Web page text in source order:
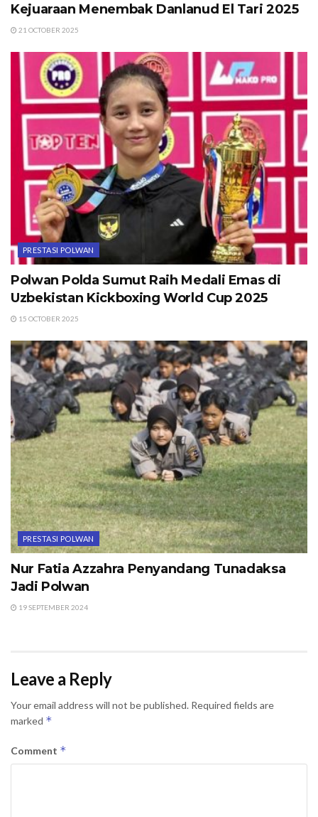
Kejuaraan Menembak Danlanud El Tari 2025
21 OCTOBER 2025
PRESTASI POLWAN
Polwan Polda Sumut Raih Medali Emas di
Uzbekistan Kickboxing World Cup 2025
15 OCTOBER 2025
PRESTASI POLWAN
Nur Fatia Azzahra Penyandang Tunadaksa
Jadi Polwan
19 SEPTEMBER 2024
Leave a Reply
Your email address will not be published. Required fields are
marked *
Comment *